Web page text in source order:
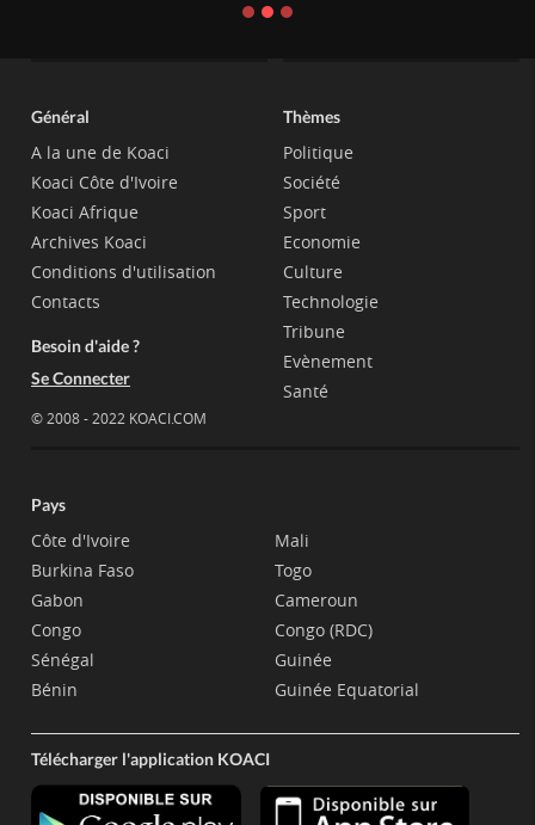
Général
A la une de Koaci
Koaci Côte d'Ivoire
Koaci Afrique
Archives Koaci
Conditions d'utilisation
Contacts
Besoin d'aide ?
Se Connecter
© 2008 - 2022 KOACI.COM
Thèmes
Politique
Société
Sport
Economie
Culture
Technologie
Tribune
Evènement
Santé
Pays
Côte d'Ivoire
Burkina Faso
Gabon
Congo
Sénégal
Bénin
Mali
Togo
Cameroun
Congo (RDC)
Guinée
Guinée Equatorial
Télécharger l'application KOACI